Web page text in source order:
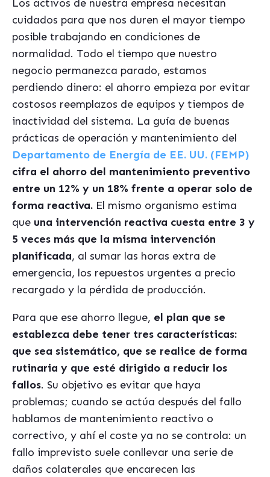
Los activos de nuestra empresa necesitan
cuidados para que nos duren el mayor tiempo
posible trabajando en condiciones de
normalidad. Todo el tiempo que nuestro
negocio permanezca parado, estamos
perdiendo dinero: el ahorro empieza por evitar
costosos reemplazos de equipos y tiempos de
inactividad del sistema. La guía de buenas
prácticas de operación y mantenimiento del
Departamento de Energía de EE. UU. (FEMP)
cifra el ahorro del mantenimiento preventivo
entre un 12% y un 18% frente a operar solo de
forma reactiva. El mismo organismo estima
que una intervención reactiva cuesta entre 3 y
5 veces más que la misma intervención
planificada, al sumar las horas extra de
emergencia, los repuestos urgentes a precio
recargado y la pérdida de producción.
Para que ese ahorro llegue, el plan que se
establezca debe tener tres características:
que sea sistemático, que se realice de forma
rutinaria y que esté dirigido a reducir los
fallos. Su objetivo es evitar que haya
problemas; cuando se actúa después del fallo
hablamos de mantenimiento reactivo o
correctivo, y ahí el coste ya no se controla: un
fallo imprevisto suele conllevar una serie de
daños colaterales que encarecen las